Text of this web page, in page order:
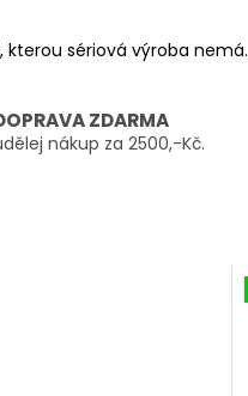
kterou sériová výroba nemá.
ZDARMA
nákup za 2500,-Kč.